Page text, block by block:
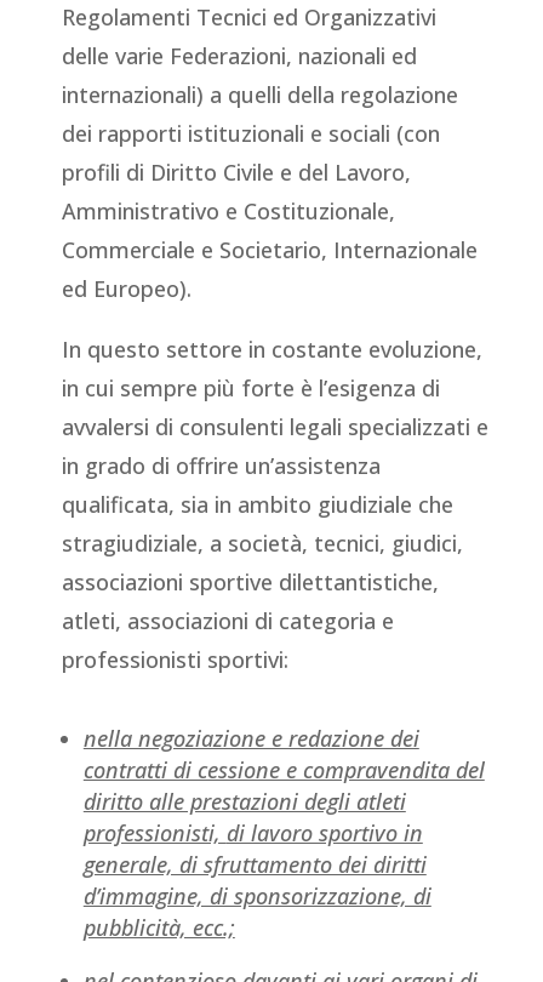
Regolamenti Tecnici ed Organizzativi
delle varie Federazioni, nazionali ed
internazionali) a quelli della regolazione
dei rapporti istituzionali e sociali (con
profili di Diritto Civile e del Lavoro,
Amministrativo e Costituzionale,
Commerciale e Societario, Internazionale
ed Europeo).
In questo settore in costante evoluzione,
in cui sempre più forte è l’esigenza di
avvalersi di consulenti legali specializzati e
in grado di offrire un’assistenza
qualificata, sia in ambito giudiziale che
stragiudiziale, a società, tecnici, giudici,
associazioni sportive dilettantistiche,
atleti, associazioni di categoria e
professionisti sportivi:
nella negoziazione e redazione dei
contratti di cessione e compravendita del
diritto alle prestazioni degli atleti
professionisti, di lavoro sportivo in
generale, di sfruttamento dei diritti
d’immagine, di sponsorizzazione, di
pubblicità, ecc.;